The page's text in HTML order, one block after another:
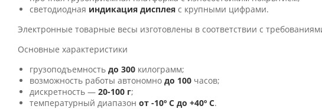
светодиодная индикация дисплея с крупными цифрами.
Электронные товарные весы изготовлены в соответствии с
Основные характеристики
грузоподъемность до 300 килограмм;
возможность работы автономно до 100 часов;
дискретность — 20-100 г;
температурный диапазон от -10º С до +40º С.